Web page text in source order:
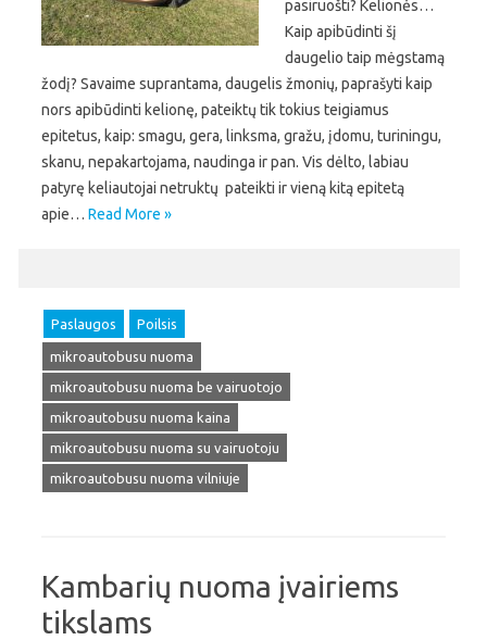
pasiruošti? Kelionės…
Kaip apibūdinti šį
daugelio taip mėgstamą
žodį? Savaime suprantama, daugelis žmonių, paprašyti kaip
nors apibūdinti kelionę, pateiktų tik tokius teigiamus
epitetus, kaip: smagu, gera, linksma, gražu, įdomu, turiningu,
skanu, nepakartojama, naudinga ir pan. Vis dėlto, labiau
patyrę keliautojai netruktų pateikti ir vieną kitą epitetą
apie… Read More »
Paslaugos Poilsis
mikroautobusu nuoma
mikroautobusu nuoma be vairuotojo
mikroautobusu nuoma kaina
mikroautobusu nuoma su vairuotoju
mikroautobusu nuoma vilniuje
Kambarių nuoma įvairiems
tikslams